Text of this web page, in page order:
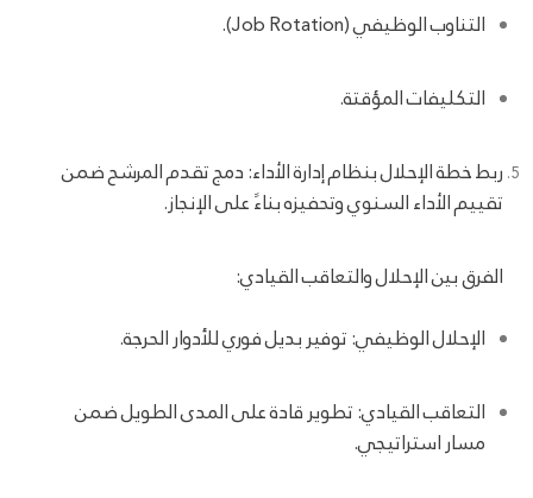
التناوب الوظيفي (Job Rotation).
التكليفات المؤقتة.
ربط خطة الإحلال بنظام إدارة الأداء: دمج تقدم المرشح ضمن
تقييم الأداء السنوي وتحفيزه بناءً على الإنجاز.
الفرق بين الإحلال والتعاقب القيادي:
الإحلال الوظيفي: توفير بديل فوري للأدوار الحرجة.
التعاقب القيادي: تطوير قادة على المدى الطويل ضمن
مسار استراتيجي.